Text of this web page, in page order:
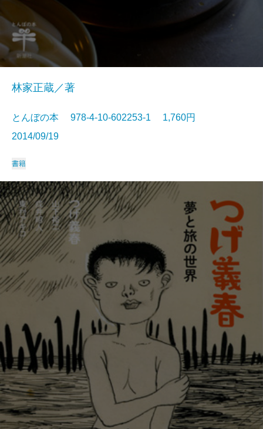
林家正蔵／著
とんぼの本 978-4-10-602253-1 1,760円
2014/09/19
書籍